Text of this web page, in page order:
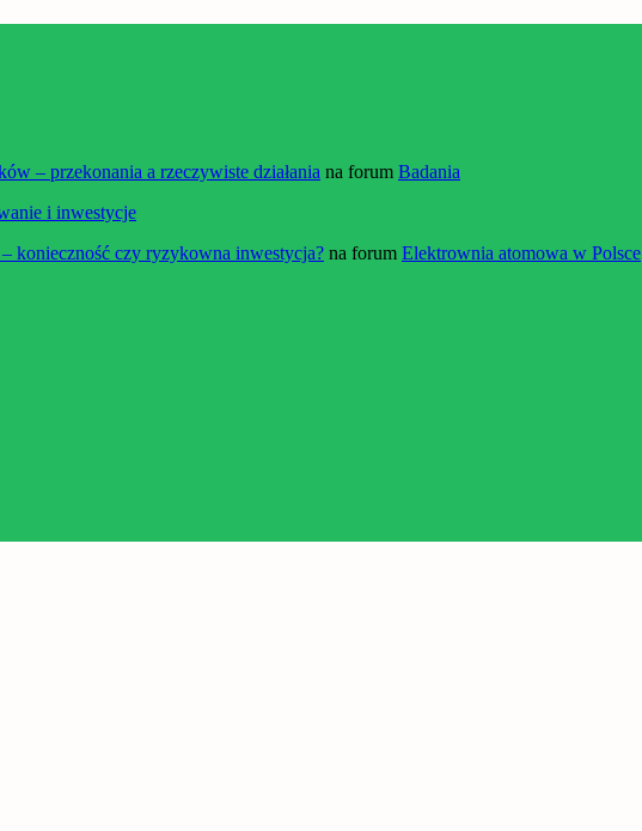
– przekonania a rzeczywiste działania na forum Badania
i inwestycje
konieczność czy ryzykowna inwestycja? na forum Elektrownia atomowa w Polsce